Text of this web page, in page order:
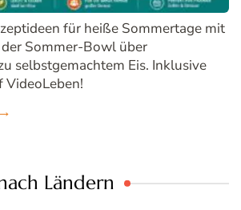
für heiße Sommertage mit
Sommer-Bowl über
selbstgemachtem Eis. Inklusive
Ländern